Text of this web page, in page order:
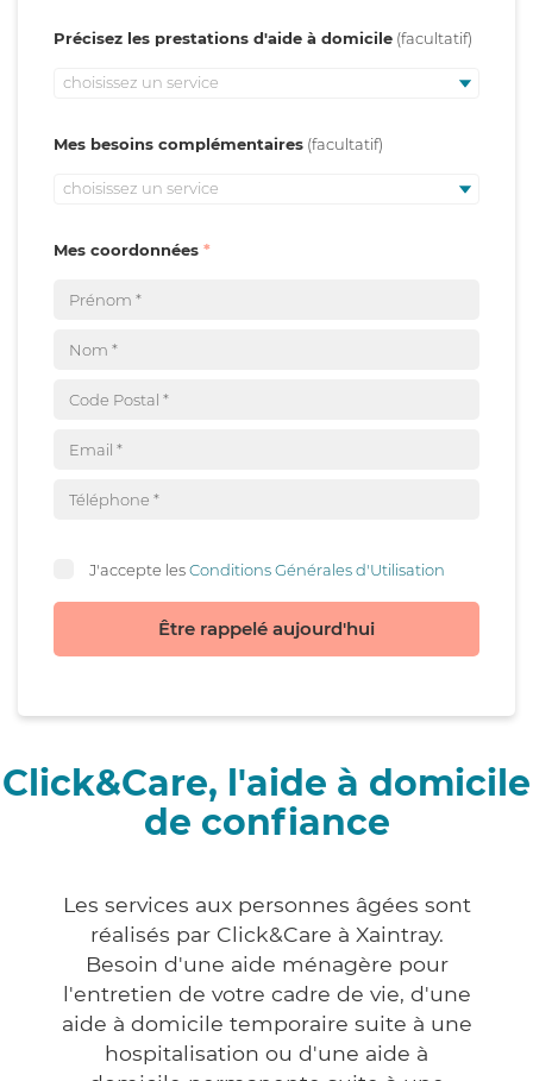
Précisez les prestations d'aide à domicile
choisissez un service
Mes besoins complémentaires
choisissez un service
Mes coordonnées
J'accepte lesConditions Générales d'Utilisation
Être rappelé aujourd'hui
Click&Care, l'aide à domicile
de confiance
Les services aux personnes âgées sont
réalisés par Click&Care à Xaintray.
Besoin d'une aide ménagère pour
l'entretien de votre cadre de vie, d'une
aide à domicile temporaire suite à une
hospitalisation ou d'une aide à